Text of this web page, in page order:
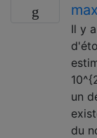
Il y
un
du